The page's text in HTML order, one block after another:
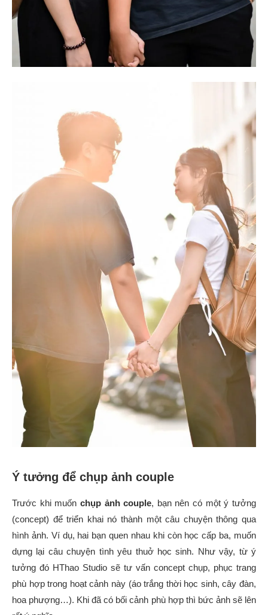
Ý tưởng để chụp ảnh couple
Trước khi muốn chụp ảnh couple, bạn nên có một ý tưởng
(concept) để triển khai nó thành một câu chuyện thông qua
hình ảnh. Ví dụ, hai bạn quen nhau khi còn học cấp ba, muốn
dựng lại câu chuyện tình yêu thuở học sinh. Như vậy, từ ý
tưởng đó HThao Studio sẽ tư vấn concept chụp, phục trang
phù hợp trong hoạt cảnh này (áo trắng thời học sinh, cây đàn,
hoa phượng…). Khi đã có bối cảnh phù hợp thì bức ảnh sẽ lên